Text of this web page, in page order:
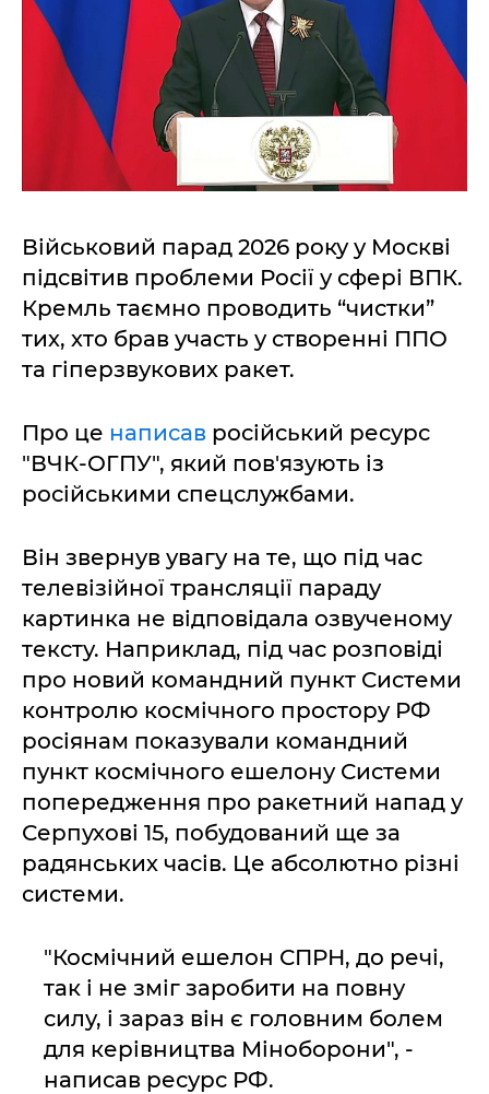
Військовий парад 2026 року у Москві
підсвітив проблеми Росії у сфері ВПК.
Кремль таємно проводить “чистки”
тих, хто брав участь у створенні ППО
та гіперзвукових ракет.
Про це написав російський ресурс
"ВЧК-ОГПУ", який пов'язують із
російськими спецслужбами.
Він звернув увагу на те, що під час
телевізійної трансляції параду
картинка не відповідала озвученому
тексту. Наприклад, під час розповіді
про новий командний пункт Системи
контролю космічного простору РФ
росіянам показували командний
пункт космічного ешелону Системи
попередження про ракетний напад у
Серпухові 15, побудований ще за
радянських часів. Це абсолютно різні
системи.
"Космічний ешелон СПРН, до речі,
так і не зміг заробити на повну
силу, і зараз він є головним болем
для керівництва Міноборони", -
написав ресурс РФ.